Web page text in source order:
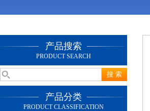
产品搜索
PRODUCT SEARCH
产品分类
PRODUCT CLASSIFICATION